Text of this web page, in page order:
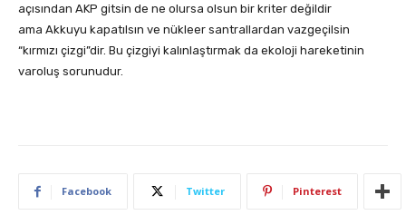
açısından AKP gitsin de ne olursa olsun bir kriter değildir
ama Akkuyu kapatılsın ve nükleer santrallardan vazgeçilsin
“kırmızı çizgi”dir. Bu çizgiyi kalınlaştırmak da ekoloji hareketinin
varoluş sorunudur.
Facebook Twitter Pinterest